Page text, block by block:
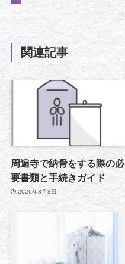
関連記事
周遍寺で納骨をする際の必
要書類と手続きガイド
2026年8月8日